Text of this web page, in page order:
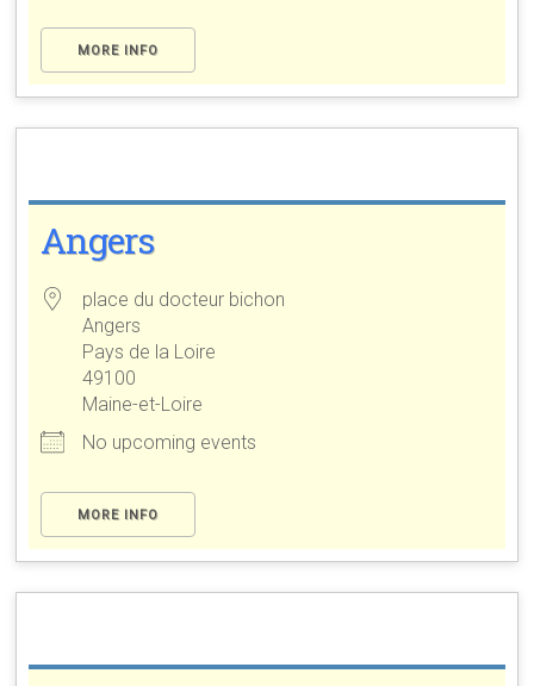
MORE INFO
Angers
place du docteur bichon
Angers
Pays de la Loire
49100
Maine-et-Loire
No upcoming events
MORE INFO